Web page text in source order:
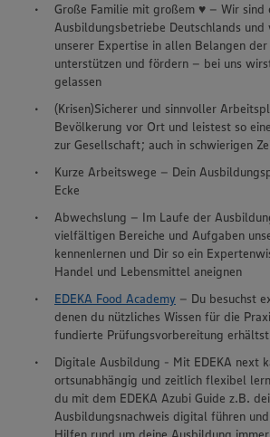
Große Familie mit großem ♥ – Wir sind
Ausbildungsbetriebe Deutschlands
unserer Expertise in allen Belangen
unterstützen und fördern – bei uns
gelassen
(Krisen)Sicherer und sinnvoller
Bevölkerung vor Ort und leistest so
zur Gesellschaft; auch in schwierigen
Kurze Arbeitswege – Dein
Ecke
Abwechslung – Im Laufe der
vielfältigen Bereiche und Aufgaben
kennenlernen und Dir so ein
Handel und Lebensmittel aneignen
EDEKA Food Academy – Du besuchst
denen du nützliches Wissen für die
fundierte Prüfungsvorbereitung erhältst
Digitale Ausbildung - Mit EDEKA next
ortsunabhängig und zeitlich flexibel
du mit dem EDEKA Azubi Guide z.B.
Ausbildungsnachweis digital führen